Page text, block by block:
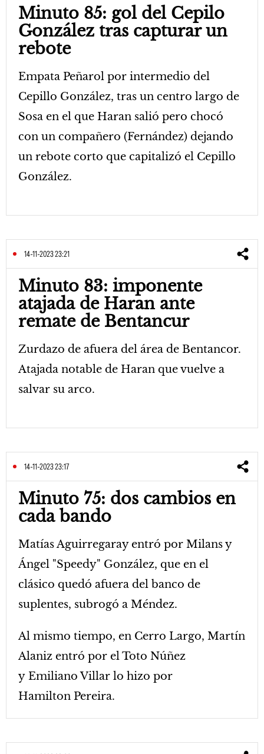
Minuto 85: gol del Cepilo
González tras capturar un
rebote
Empata Peñarol por intermedio del
Cepillo González, tras un centro largo de
Sosa en el que Haran salió pero chocó
con un compañero (Fernández) dejando
un rebote corto que capitalizó el Cepillo
González.
14-11-2023 23:21
Minuto 83: imponente
atajada de Haran ante
remate de Bentancur
Zurdazo de afuera del área de Bentancor.
Atajada notable de Haran que vuelve a
salvar su arco.
14-11-2023 23:17
Minuto 75: dos cambios en
cada bando
Matías Aguirregaray entró por Milans y
Ángel "Speedy" González, que en el
clásico quedó afuera del banco de
suplentes, subrogó a Méndez.
Al mismo tiempo, en Cerro Largo, Martín
Alaniz entró por el Toto Núñez
y Emiliano Villar lo hizo por
Hamilton Pereira.